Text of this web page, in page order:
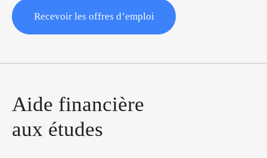
Recevoir les offres d’emploi
Aide financière
aux études